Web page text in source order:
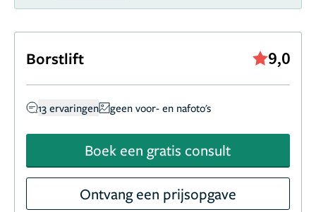
Borstlift 9,0
13 ervaringen geen voor- en nafoto's
Boek een gratis consult
Ontvang een prijsopgave